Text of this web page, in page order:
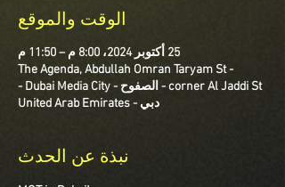
الوقت والموقع
25 أكتوبر 2024، 8:00 م – 11:50 م
The Agenda, Abdullah Omran Taryam St -
corner Al Jaddi St - الصفوح - Dubai Media City -
دبي - United Arab Emirates
نبذة عن الحدث